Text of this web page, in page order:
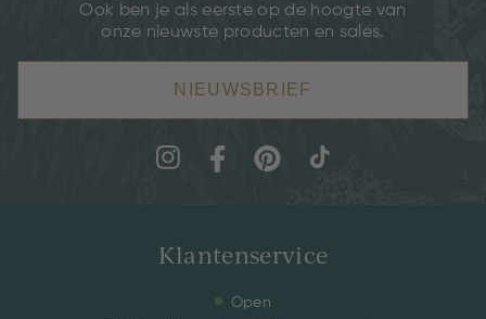
Ook ben je als eerste op de hoogte van
onze nieuwste producten en sales.
NIEUWSBRIEF
Klantenservice
Open